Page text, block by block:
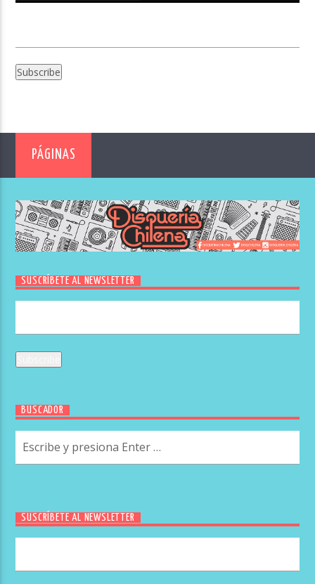
PÁGINAS
SUSCRÍBETE AL NEWSLETTER
BUSCADOR
SUSCRÍBETE AL NEWSLETTER